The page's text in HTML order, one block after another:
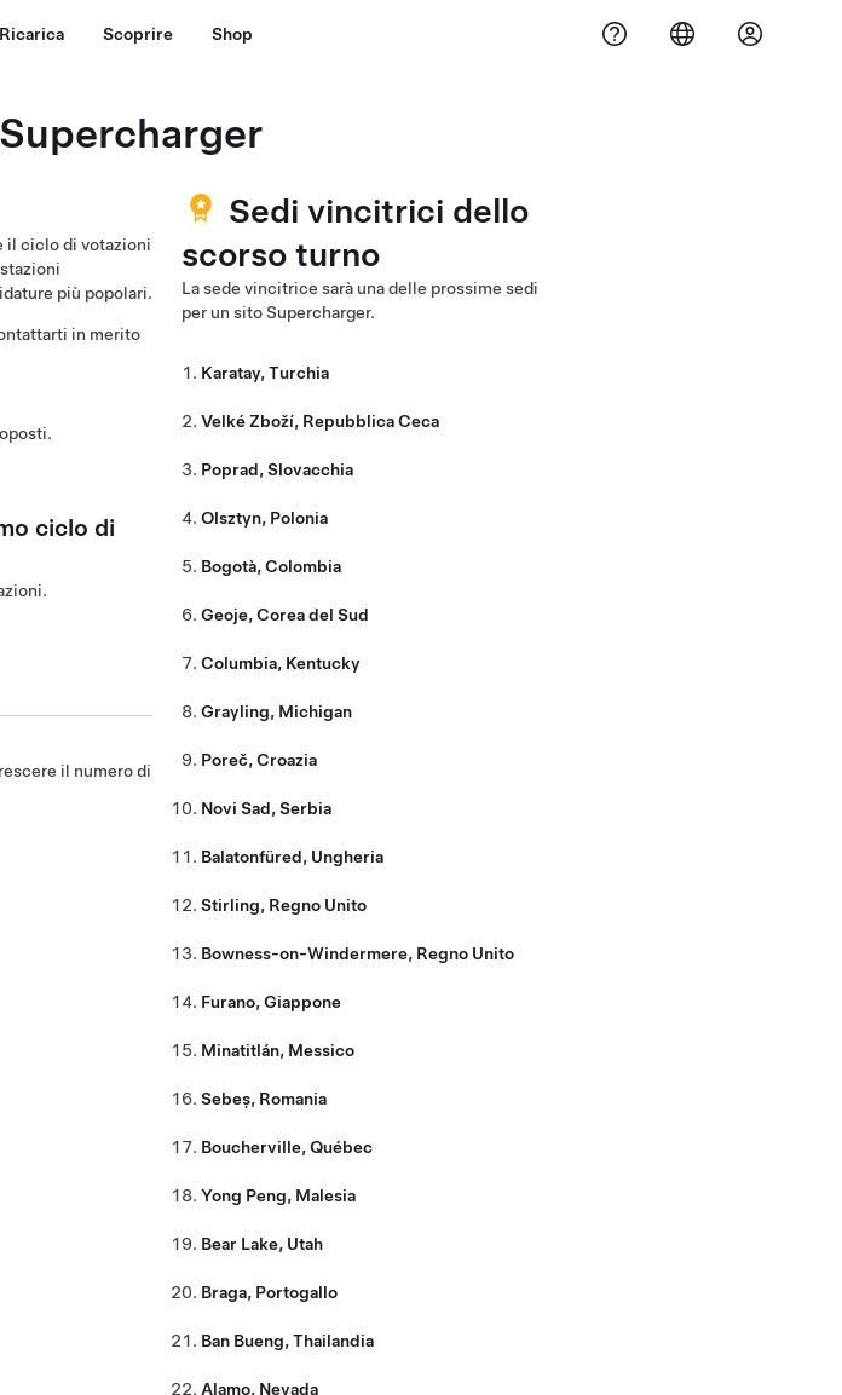
Ricarica Scoprire Shop
il ciclo di votazioni
più popolari.
in merito
ciclo di
il numero di
Sedi vincitrici dello
scorso turno
La sede vincitrice sarà una delle prossime sedi
per un sito Supercharger.
Karatay, Turchia
Velké Zboží, Repubblica Ceca
Poprad, Slovacchia
Olsztyn, Polonia
Bogotà, Colombia
Geoje, Corea del Sud
Columbia, Kentucky
Grayling, Michigan
Poreč, Croazia
Novi Sad, Serbia
Balatonfüred, Ungheria
Stirling, Regno Unito
Bowness-on-Windermere, Regno Unito
Furano, Giappone
Minatitlán, Messico
Sebeș, Romania
Boucherville, Québec
Yong Peng, Malesia
Bear Lake, Utah
Braga, Portogallo
Ban Bueng, Thailandia
Alamo, Nevada